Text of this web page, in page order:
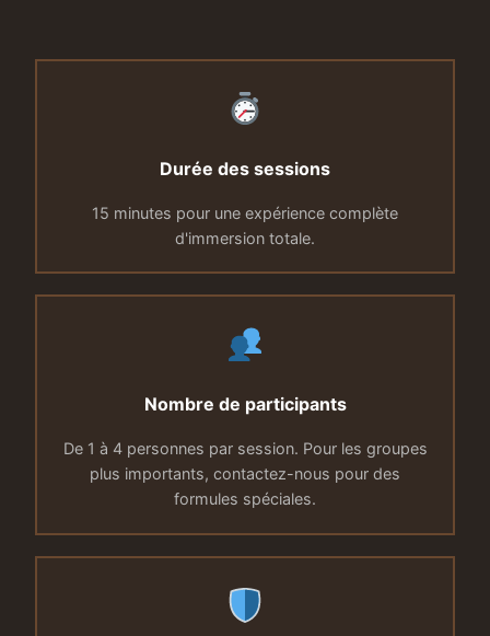
Durée des sessions
15 minutes pour une expérience complète
d'immersion totale.
Nombre de participants
De 1 à 4 personnes par session. Pour les groupes
plus importants, contactez-nous pour des
formules spéciales.